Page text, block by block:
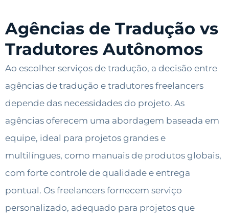
Agências de Tradução vs
Tradutores Autônomos
Ao escolher serviços de tradução, a decisão entre
agências de tradução e tradutores freelancers
depende das necessidades do projeto. As
agências oferecem uma abordagem baseada em
equipe, ideal para projetos grandes e
multilíngues, como manuais de produtos globais,
com forte controle de qualidade e entrega
pontual. Os freelancers fornecem serviço
personalizado, adequado para projetos que